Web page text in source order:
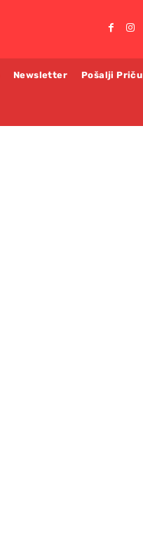
Newsletter Pošalji Priču